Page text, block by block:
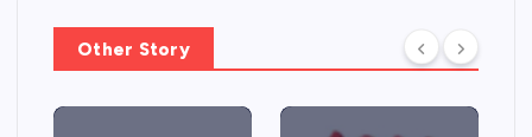
Other Story